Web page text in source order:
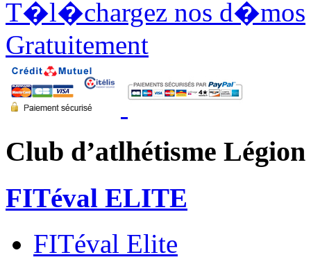
T�l�chargez nos d�mos
Gratuitement
Club d’atlhétisme
FITéval ELITE
FITéval Elite